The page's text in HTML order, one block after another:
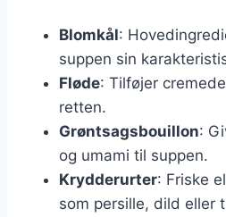
Blomkål:
suppen sin
Fløde: Tilføjer
retten.
Grøntsagsbouillon:
og umami til suppen.
Krydderurter: Friske
som persille, dild eller